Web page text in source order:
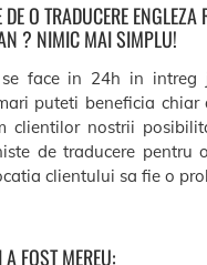
O TRADUCERE
? NIMIC MAI SIMPLU!
se face in 24h in intreg
puteti beneficia chiar
clientilor nostrii
de traducere
clientului sa fie o
FOST MEREU: